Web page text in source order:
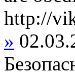
http://
»